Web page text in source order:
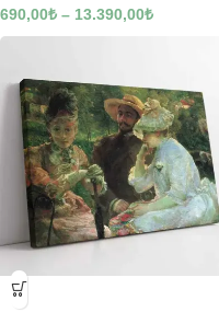
690,00₺ – 13.390,00₺
-23%